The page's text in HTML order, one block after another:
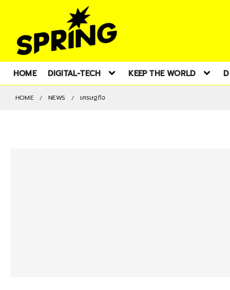
HOME DIGITAL-TECH KEEP THE WORLD
HOME NEWS เศรษฐกิจ